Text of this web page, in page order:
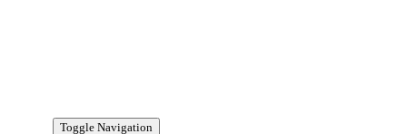
Toggle Navigation